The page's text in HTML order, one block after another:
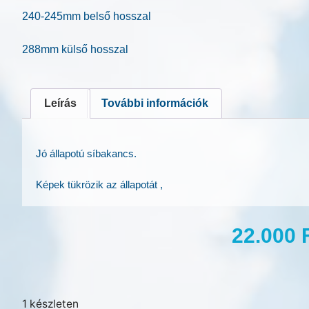
240-245mm belső hosszal
288mm külső hosszal
Leírás További információk
Jó állapotú síbakancs.
Képek tükrözik az állapotát ,
22.000
1 készleten